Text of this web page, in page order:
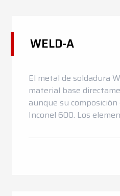
WELD-A
El metal de soldadura
material base
aunque su
Inconel 600. Los